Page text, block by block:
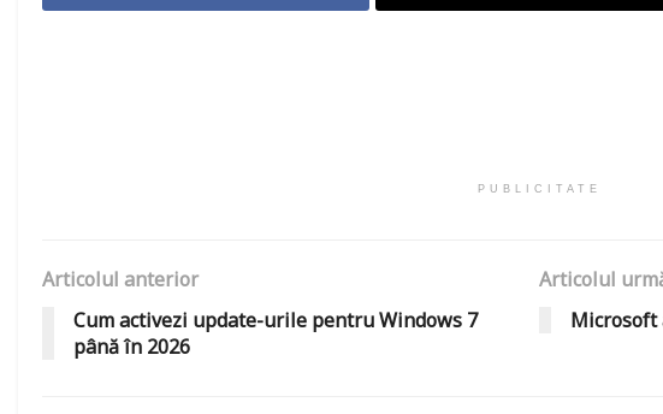
PUBLICITATE
Articolul anterior
Cum activezi update-urile pentru Windows 7
până în 2026
Articolul
Microsoft